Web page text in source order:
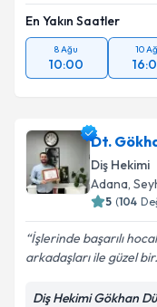
En Yakın Saatler
8 Ağu
10:00
10
Dt.
Diş Hekimi
Adana,
5 (104
İşlerinde başarılı
arkadaşları ile güzel
Diş Hekimi Gökhan